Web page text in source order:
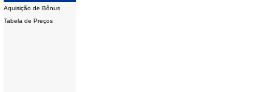
Aquisição de Bônus
Tabela de Preços